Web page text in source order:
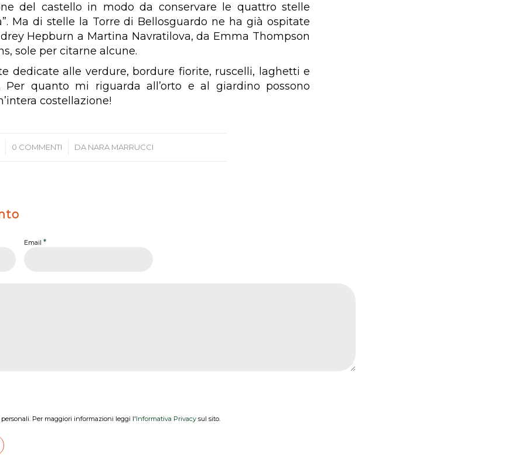
del castello in modo da conservare le quattro stelle
Ma di stelle la Torre di Bellosguardo ne ha già ospitate
Hepburn a Martina Navratilova, da Emma Thompson
sole per citarne alcune.
dedicate alle verdure, bordure fiorite, ruscelli, laghetti e
Per quanto mi riguarda all’orto e al giardino possono
costellazione!
0 COMMENTI
/ DA NARA MARRUCCI
Email *
Per maggiori informazioni leggi l'Informativa Privacy sul sito.